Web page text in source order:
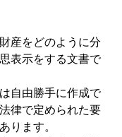
産をどのように分
表示をする文書で
自由勝手に作成で
律で定められた要
ります。